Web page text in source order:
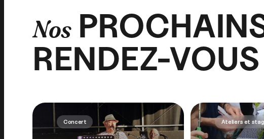
Nos
RENDEZ-VOUS
Concert Ateliers et